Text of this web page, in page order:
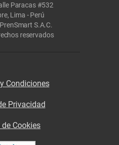
Paracas #532
Lima - Perú
S.A.C.
reservados
Condiciones
Privacidad
Cookies